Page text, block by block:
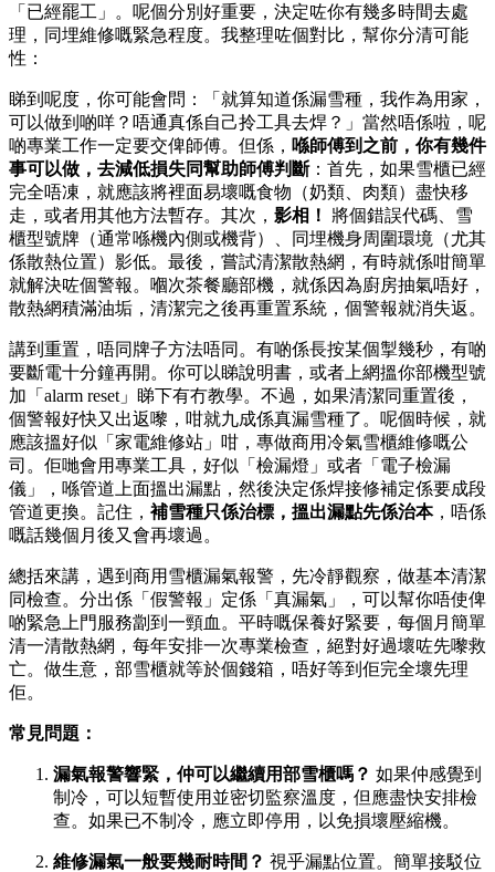
「已經罷工」。呢個分別好重要，決定咗你有幾多時間去處
理，同埋維修嘅緊急程度。我整理咗個對比，幫你分清可能
性：
睇到呢度，你可能會問：「就算知道係漏雪種，我作為用家，
可以做到啲咩？唔通真係自己拎工具去焊？」當然唔係啦，呢
啲專業工作一定要交俾師傅。但係， 喺師傅到之前，你有幾件
事可以做，去減低損失同幫助師傅判斷：首先，如果雪櫃已經
完全唔凍，就應該將裡面易壞嘅食物（奶類、肉類）盡快移
走，或者用其他方法暫存。其次， 影相！
​ 將個錯誤代碼、雪
櫃型號牌（通常喺機內側或機背）、同埋機身周圍環境（尤其
係散熱位置）影低。最後，嘗試清潔散熱網，有時就係咁簡單
就解決咗個警報。嗰次茶餐廳部機，就係因為廚房抽氣唔好，
散熱網積滿油垢，清潔完之後再重置系統，個警報就消失返。
講到重置，唔同牌子方法唔同。有啲係長按某個掣幾秒，有啲
要斷電十分鐘再開。你可以睇說明書，或者上網搵你部機型號
加「alarm reset」睇下有冇教學。不過，如果清潔同重置後，
個警報好快又出返嚟，咁就九成係真漏雪種了。呢個時候，就
應該搵好似「家電維修站」咁，專做商用冷氣雪櫃維修嘅公
司。佢哋會用專業工具，好似「檢漏燈」或者「電子檢漏
儀」，喺管道上面搵出漏點，然後決定係焊接修補定係要成段
管道更換。記住， 補雪種只係治標，搵出漏點先係治本，唔係
嘅話幾個月後又會再壞過。
總括來講，遇到商用雪櫃漏氣報警，先冷靜觀察，做基本清潔
同檢查。分出係「假警報」定係「真漏氣」，可以幫你唔使俾
啲緊急上門服務劏到一頸血。平時嘅保養好緊要，每個月簡單
清一清散熱網，每年安排一次專業檢查，絕對好過壞咗先嚟救
亡。做生意，部雪櫃就等於個錢箱，唔好等到佢完全壞先理
佢。
常見問題：
漏氣報警響緊，仲可以繼續用部雪櫃嗎？ ​ 如果仲感覺到
制冷，可以短暫使用並密切監察溫度，但應盡快安排檢
查。如果已不制冷，應立即停用，以免損壞壓縮機。
維修漏氣一般要幾耐時間？ ​ 視乎漏點位置。簡單接駁位